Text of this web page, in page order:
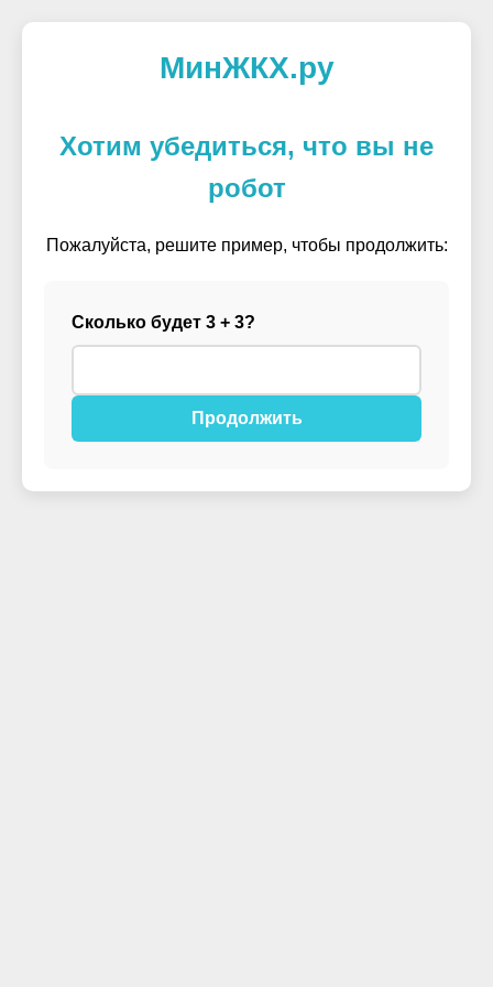
МинЖКХ.ру
Хотим убедиться, что вы не
робот
Пожалуйста, решите пример, чтобы продолжить:
Сколько будет 3 + 3?
Продолжить